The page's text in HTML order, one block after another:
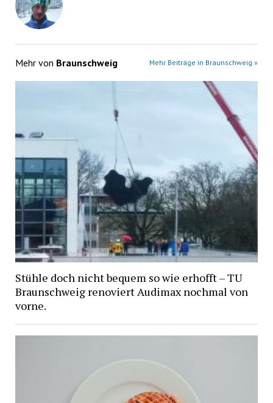
Mehr von Braunschweig Mehr Beiträge in Braunschweig »
Stühle doch nicht bequem so wie erhofft – TU
Braunschweig renoviert Audimax nochmal von
vorne.